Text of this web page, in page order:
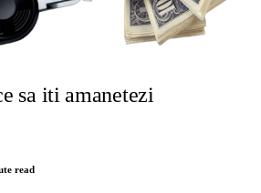
sa iti amanetezi
read